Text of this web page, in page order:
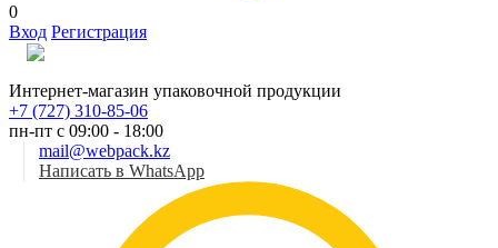
0
Вход Регистрация
Интернет-магазин упаковочной продукции
+7 (727) 310-85-06
пн-пт с 09:00 - 18:00
mail@webpack.kz
Написать в WhatsApp